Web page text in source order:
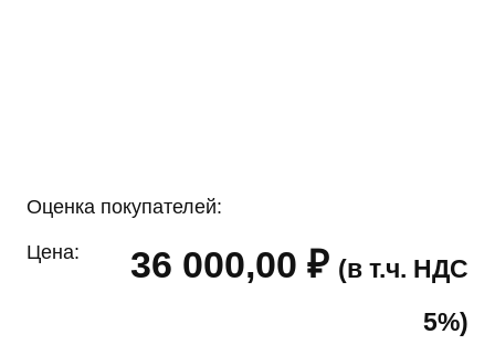
Оценка покупателей:
Цена: 36 000,00 ₽ (в т.ч. НДС
5%)